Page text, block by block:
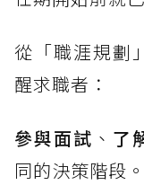
從「職涯規劃
醒求職者：
參與面試 、 了
同的決策階段。